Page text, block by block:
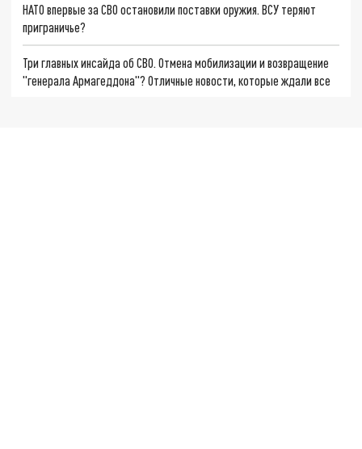
НАТО впервые за СВО остановили поставки оружия. ВСУ теряют
приграничье?
Три главных инсайда об СВО. Отмена мобилизации и возвращение
"генерала Армагеддона"? Отличные новости, которые ждали все